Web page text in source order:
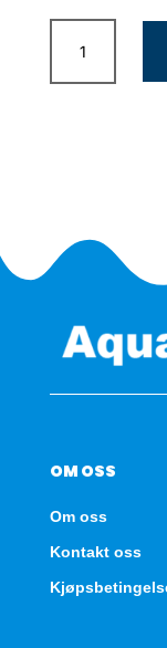
Porsa
5cm
OM OSS
Om oss
Kontakt oss